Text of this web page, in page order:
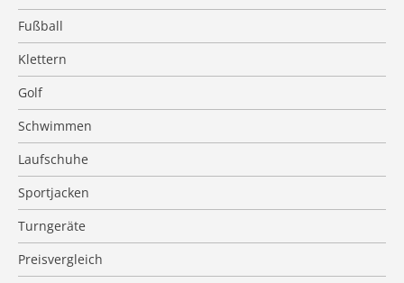
Fußball
Klettern
Golf
Schwimmen
Laufschuhe
Sportjacken
Turngeräte
Preisvergleich